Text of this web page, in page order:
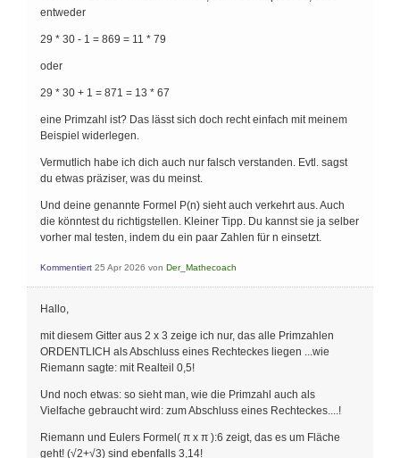
entweder
29 * 30 - 1 = 869 = 11 * 79
oder
29 * 30 + 1 = 871 = 13 * 67
eine Primzahl ist? Das lässt sich doch recht einfach mit meinem
Beispiel widerlegen.
Vermutlich habe ich dich auch nur falsch verstanden. Evtl. sagst
du etwas präziser, was du meinst.
Und deine genannte Formel P(n) sieht auch verkehrt aus. Auch
die könntest du richtigstellen. Kleiner Tipp. Du kannst sie ja selber
vorher mal testen, indem du ein paar Zahlen für n einsetzt.
Kommentiert 25 Apr 2026 von Der_Mathecoach
Hallo,
mit diesem Gitter aus 2 x 3 zeige ich nur, das alle Primzahlen
ORDENTLICH als Abschluss eines Rechteckes liegen ...wie
Riemann sagte: mit Realteil 0,5!
Und noch etwas: so sieht man, wie die Primzahl auch als
Vielfache gebraucht wird: zum Abschluss eines Rechteckes....!
Riemann und Eulers Formel( π x π ):6 zeigt, das es um Fläche
geht! (√2+√3) sind ebenfalls 3,14!